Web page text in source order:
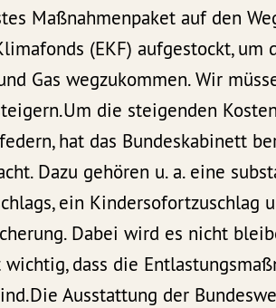
Maßnahmenpaket auf den
(EKF) aufgestockt,
Gas wegzukommen. Wir
die steigenden
hat das Bundeskabinett
Dazu gehören u. a. eine
ein Kindersofortzuschlag
Dabei wird es nicht
dass die
Ausstattung der